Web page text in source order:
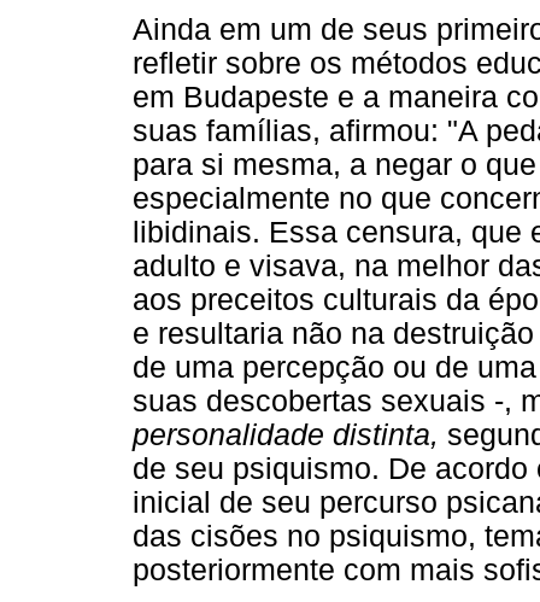
Ainda em um de seus
refletir sobre os métodos
em Budapeste e a maneira
suas famílias, afirmou: "A
para si mesma, a negar o
especialmente no que
libidinais. Essa censura, que
adulto e visava, na melhor
aos preceitos culturais da
e resultaria não na
de uma percepção ou de
suas descobertas sexuais -,
personalidade distinta,
de seu psiquismo. De
inicial de seu percurso
das cisões no psiquismo,
posteriormente com mais